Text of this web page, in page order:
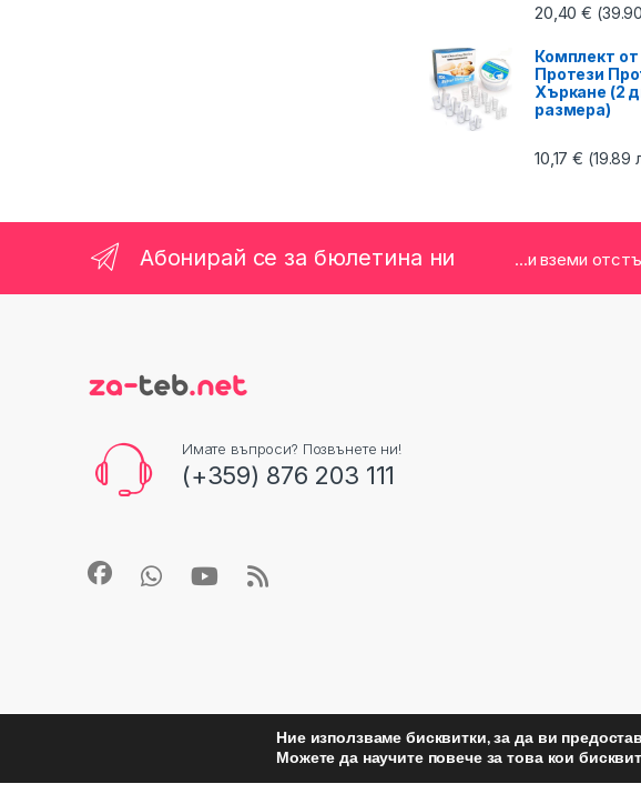
20,40€
Комплект от
Протези
Хъркане (2
размера)
10,17€ (19.89
Абонирай се за бюлетина ни ...и вземи
Имате въпроси? Позвънете ни!
(+359) 876 203 111
- All Rights Reserved
Ние използваме бисквитки, за да ви
Можете да научите повече за това кои